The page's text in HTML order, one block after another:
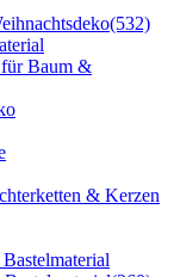
(532)
für Baum &
& Kerzen